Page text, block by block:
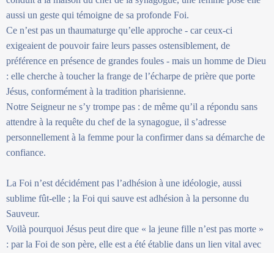
aussi un geste qui témoigne de sa profonde Foi.
Ce n’est pas un thaumaturge qu’elle approche - car ceux-ci
exigeaient de pouvoir faire leurs passes ostensiblement, de
préférence en présence de grandes foules - mais un homme de Dieu
: elle cherche à toucher la frange de l’écharpe de prière que porte
Jésus, conformément à la tradition pharisienne.
Notre Seigneur ne s’y trompe pas : de même qu’il a répondu sans
attendre à la requête du chef de la synagogue, il s’adresse
personnellement à la femme pour la confirmer dans sa démarche de
confiance.
La Foi n’est décidément pas l’adhésion à une idéologie, aussi
sublime fût-elle ; la Foi qui sauve est adhésion à la personne du
Sauveur.
Voilà pourquoi Jésus peut dire que « la jeune fille n’est pas morte »
: par la Foi de son père, elle est a été établie dans un lien vital avec